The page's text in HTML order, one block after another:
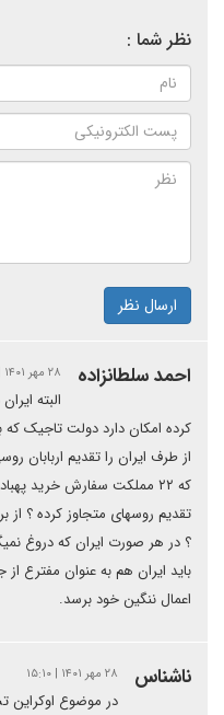
نظر شما :
ارسال نظر
احمد سلطانزاده ۲۸ مهر ۱۴۰۱ | ۱۲:۵۶
البته
کرده امکان دارد دولت تاجیک که
از طرف ایران را تقدیم اربابان
که ۲۲ مملکت سفارش خرید
تقدیم روسهای متجاوز کرده ؟ از
؟ در هر صورت ایران که دروغ
باید ایران هم به عنوان مفترع
اعمال ننگین خود برسد.
ناشناس ۲۸ مهر ۱۴۰۱ | ۱۵:۱۰
در موضوع اوکراین